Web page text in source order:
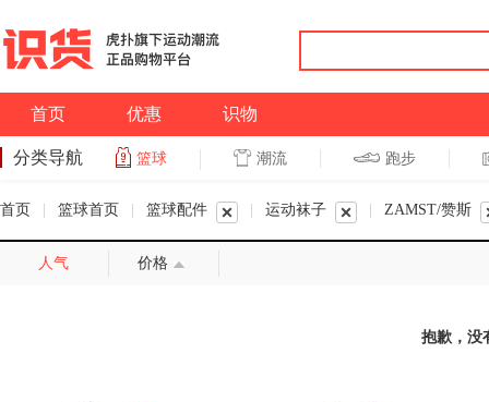
首页 优惠 识物
分类导航 篮球 潮流 跑步
首页 篮球首页 篮球配件 运动袜子 ZAMST/赞斯
人气 价格
抱歉，没